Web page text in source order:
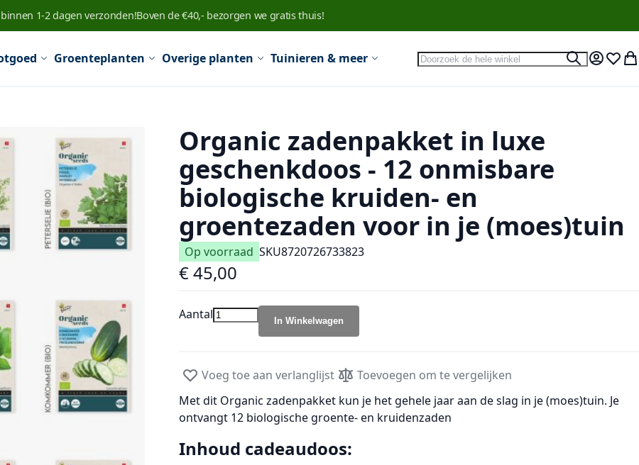
1-2 dagen verzonden!Boven de €40,- bezorgen we gratis thuis!
Groenteplanten Overige planten Tuinieren & meer Search
Search
Account
Organic zadenpakket in luxe
geschenkdoos - 12 onmisbare
biologische kruiden- en
groentezaden voor in je (moes)tuin
Op voorraad SKU8720726733823
€ 45,00
Aantal In Winkelwagen
Voeg toe aan verlanglijst
Toevoegen om te vergelijken
Met dit Organic zadenpakket kun je het gehele jaar aan de slag in je (moes)tuin. Je
ontvangt 12 biologische groente- en kruidenzaden
Inhoud cadeaudoos: